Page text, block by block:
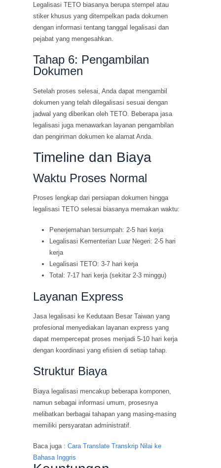
Legalisasi TETO biasanya berupa stempel atau
stiker khusus yang ditempelkan pada dokumen
dengan informasi tentang tanggal legalisasi dan
pejabat yang mengesahkan.
Tahap 6: Pengambilan
Dokumen
Setelah proses selesai, Anda dapat mengambil
dokumen yang telah dilegalisasi sesuai dengan
jadwal yang diberikan oleh TETO. Beberapa jasa
legalisasi juga menawarkan layanan pengambilan
dan pengiriman dokumen ke alamat Anda.
Timeline dan Biaya
Waktu Proses Normal
Proses lengkap dari persiapan dokumen hingga
legalisasi TETO selesai biasanya memakan waktu:
Penerjemahan tersumpah: 2-5 hari kerja
Legalisasi Kementerian Luar Negeri: 2-5 hari
kerja
Legalisasi TETO: 3-7 hari kerja
Total: 7-17 hari kerja (sekitar 2-3 minggu)
Layanan Express
Jasa legalisasi ke Kedutaan Besar Taiwan yang
profesional menyediakan layanan express yang
dapat mempercepat proses menjadi 5-10 hari kerja
dengan koordinasi yang efisien di setiap tahap.
Struktur Biaya
Biaya legalisasi mencakup beberapa komponen,
namun sebagai informasi umum, prosesnya
melibatkan berbagai tahapan yang masing-masing
memiliki persyaratan administratif.
Baca juga :Cara Translate Transkrip Nilai ke
Bahasa Inggris